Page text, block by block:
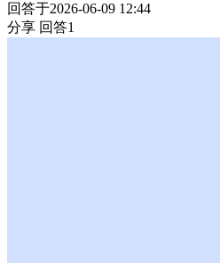
回答于2026-06-09 12:44
分享 回答1